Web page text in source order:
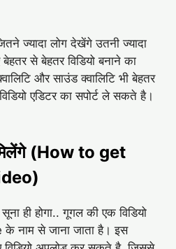
ज्यादा लोग देखेंगे उतनी ज्यादा
से बेहतर विडियो बनाने का
और साउंड क्वालिटि भी बेहतर
एडिटर का सपोर्ट ले सकते है।
(How to get
ही होगा.. गूगल की एक विडियो
नाम से जाना जाता है। इस